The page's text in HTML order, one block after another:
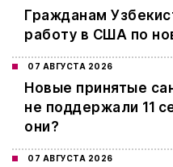
Гражданам
работу в США по
07 АВГУСТА 2026
Новые принятые
не поддержали 11
они?
07 АВГУСТА 2026